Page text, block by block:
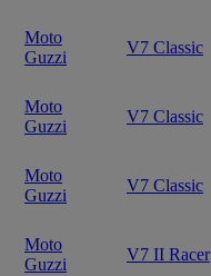
Moto
Guzzi
V7 Classic
Moto
Guzzi
V7 Classic
Moto
Guzzi
V7 Classic
Moto
Guzzi
V7 II Racer